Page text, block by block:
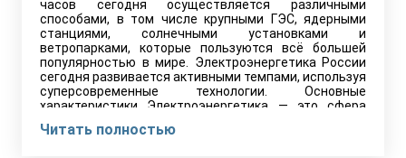
часов сегодня осуществляется различными
способами, в том числе крупными ГЭС, ядерными
станциями, солнечными установками и
ветропарками, которые пользуются всё большей
популярностью в мире. Электроэнергетика России
сегодня развивается активными темпами, используя
суперсовременные технологии. Основные
характеристики Электроэнергетика — это сфера
производство и…
Читать полностью